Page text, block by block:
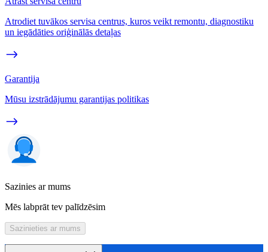
Atrodiet tuvākos servisa centrus, kuros veikt remontu, diagnostiku
un iegādāties oriģinālās detaļas
Garantija
Mūsu izstrādājumu garantijas politikas
Sazinies ar mums
Mēs labprāt tev palīdzēsim
Sazinieties ar mums